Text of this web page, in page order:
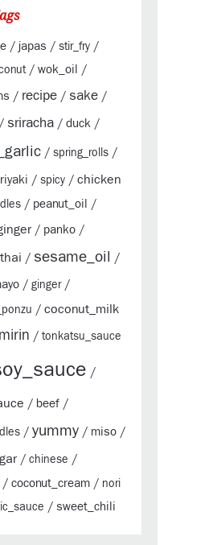
/ japas / stir_fry /
/ wok_oil /
/ recipe / sake /
/ sriracha / duck /
/ spring_rolls /
/ spicy / chicken
/ peanut_oil /
/ panko /
thai / sesame_oil /
/ ginger/
/ coconut_milk
mirin / tonkatsu_sauce
/
/ beef /
/ yummy / miso /
/ chinese /
/ coconut_cream / nori
/ sweet_chili